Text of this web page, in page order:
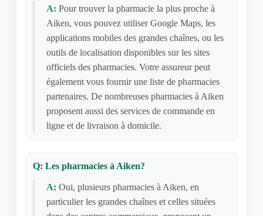
A: Pour trouver la pharmacie la plus proche à
Aiken, vous pouvez utiliser Google Maps, les
applications mobiles des grandes chaînes, ou les
outils de localisation disponibles sur les sites
officiels des pharmacies. Votre assureur peut
également vous fournir une liste de pharmacies
partenaires. De nombreuses pharmacies à Aiken
proposent aussi des services de commande en
ligne et de livraison à domicile.
Q: Les pharmacies à Aiken?
A: Oui, plusieurs pharmacies à Aiken, en
particulier les grandes chaînes et celles situées